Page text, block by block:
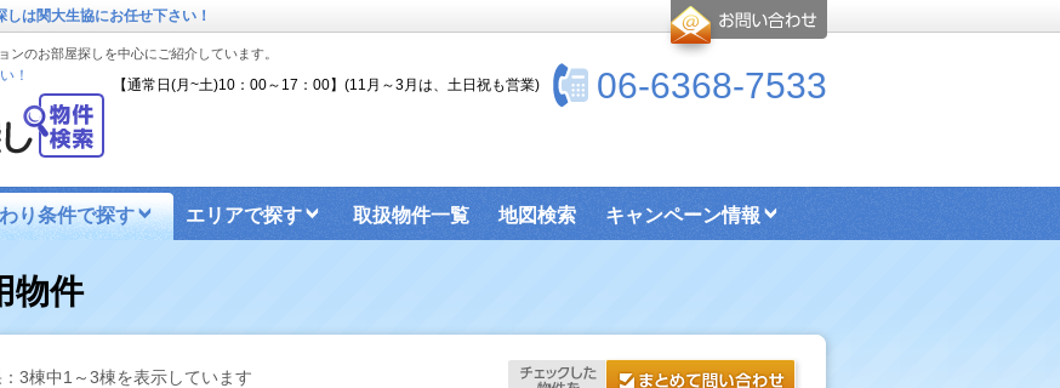
は関大生協にお任せ下さい！
のお部屋探しを中心にご紹介しています。
！ 06-6368-7533
【通常日(月~土)10：00～17：00】(11月～3月は、土日祝も営業)
り条件で探す エリアで探す 取扱物件一覧 地図検索 キャンペーン情報
ーネットのお申込み
物件
3棟中1～3棟を表示しています